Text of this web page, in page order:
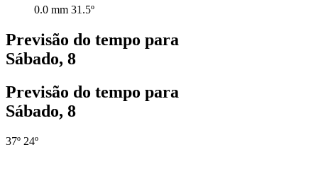
0.0 mm 31.5º
Previsão do tempo para
Sábado, 8
Previsão do tempo para
Sábado, 8
37º 24º